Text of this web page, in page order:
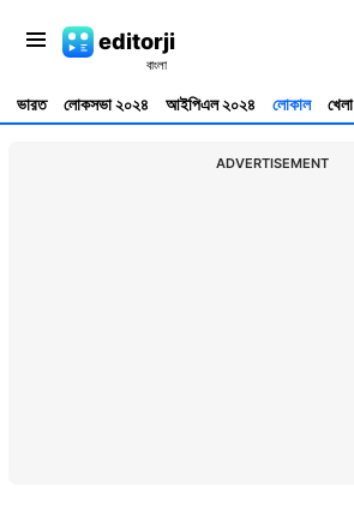
editorji
ভারত লোকসভা ২০২৪ আইপিএল ২০২৪ লোকাল খেলা
ADVERTISEMENT